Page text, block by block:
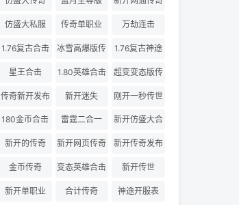
仿盛大私服 传奇单职业 万劫连击
1.76复古合击
冰雪高爆版传
奇
1.76复古神途
星王合击 1.80英雄合击
超变变态版传
奇
传奇新开发布 新开迷失 刚开一秒传世
180金币合击 雷霆二合一
新开仿盛大合
击
新开的传奇 新开网页传奇 新开传奇发布
金币传奇 变态英雄合击 新开传世
新开单职业 合计传奇 神途开服表